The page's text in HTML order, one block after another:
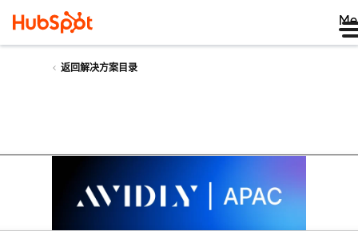
返回解决方案目录